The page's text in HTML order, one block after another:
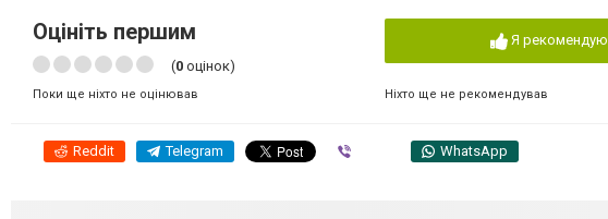
Оцініть першим
(0 оцінок)
Поки ще ніхто не оцінював
Я рекомендую
Ніхто ще не рекомендував
Reddit Telegram WhatsApp